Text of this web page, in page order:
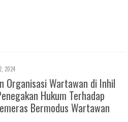
2024
Organisasi Wartawan di Inhil
Hukum Terhadap
Bermodus Wartawan